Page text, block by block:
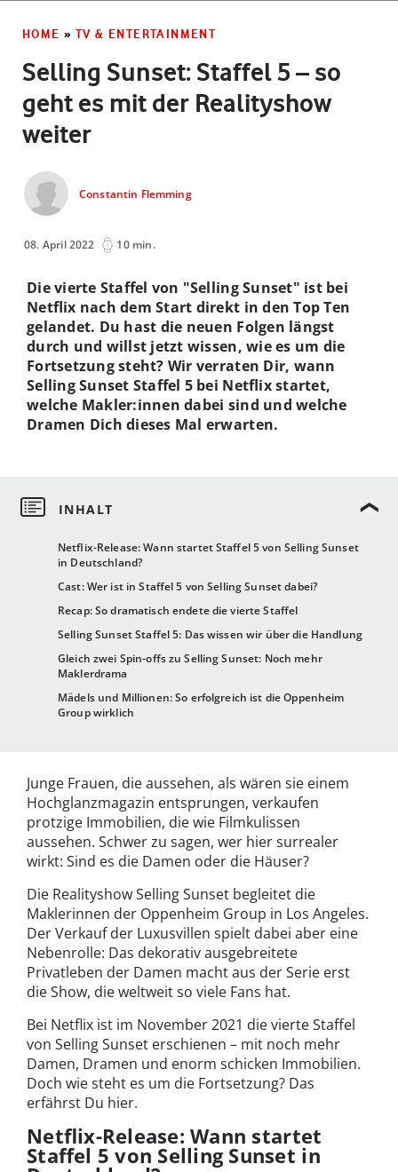
HOME » TV & ENTERTAINMENT
Selling Sunset: Staffel 5 – so
geht es mit der Realityshow
weiter
Constantin Flemming
08. April 2022 10 min.
Netflix-Release: Wann startet Staffel 5 von Selling Sunset
in Deutschland?
Cast: Wer ist in Staffel 5 von Selling Sunset dabei?
Recap: So dramatisch endete die vierte Staffel
Selling Sunset Staffel 5: Das wissen wir über die Handlung
Gleich zwei Spin-offs zu Selling Sunset: Noch mehr
Maklerdrama
Mädels und Millionen: So erfolgreich ist die Oppenheim
Group wirklich
Die vierte Staffel von "Selling Sunset" ist bei
Netflix nach dem Start direkt in den Top Ten
gelandet. Du hast die neuen Folgen längst
durch und willst jetzt wissen, wie es um die
Fortsetzung steht? Wir verraten Dir, wann
Selling Sunset Staffel 5 bei Netflix startet,
welche Makler:innen dabei sind und welche
Dramen Dich dieses Mal erwarten.
Junge Frauen, die aussehen, als wären sie einem
Hochglanzmagazin entsprungen, verkaufen
protzige Immobilien, die wie Filmkulissen
aussehen. Schwer zu sagen, wer hier surrealer
wirkt: Sind es die Damen oder die Häuser?
Die Realityshow Selling Sunset begleitet die
Maklerinnen der Oppenheim Group in Los Angeles.
Der Verkauf der Luxusvillen spielt dabei aber eine
Nebenrolle: Das dekorativ ausgebreitete
Privatleben der Damen macht aus der Serie erst
die Show, die weltweit so viele Fans hat.
Bei Netflix ist im November 2021 die vierte Staffel
von Selling Sunset erschienen – mit noch mehr
Damen, Dramen und enorm schicken Immobilien.
Doch wie steht es um die Fortsetzung? Das
erfährst Du hier.
Netflix-Release: Wann startet
Staffel 5 von Selling Sunset in